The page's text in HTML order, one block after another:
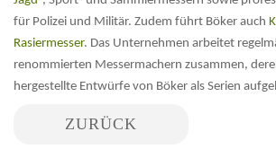
für Polizei und Militär. Zudem führt Böker auch
Rasiermesser. Das Unternehmen arbeitet
renommierten Messermachern zusammen,
hergestellte Entwürfe von Böker als Serien
ZURÜCK